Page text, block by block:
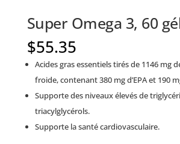
Super Omega 3, 60
$55.35
Acides gras essentiels tirés de 1146 mg
froide, contenant 380 mg d’EPA et 190
Supporte des niveaux élevés de
triacylglycérols.
Supporte la santé cardiovasculaire.